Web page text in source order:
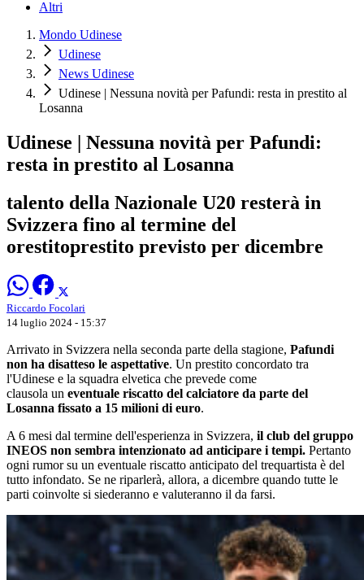
Altri
Mondo Udinese
Udinese
News Udinese
Udinese | Nessuna novità per Pafundi: resta in prestito al
Losanna
Udinese | Nessuna novità per Pafundi:
resta in prestito al Losanna
talento della Nazionale U20 resterà in
Svizzera fino al termine del
orestitoprestito previsto per dicembre
Riccardo Focolari
14 luglio 2024 - 15:37
Arrivato in Svizzera nella seconda parte della stagione, Pafundi
non ha disatteso le aspettative. Un prestito concordato tra
l'Udinese e la squadra elvetica che prevede come
clausola un eventuale riscatto del calciatore da parte del
Losanna fissato a 15 milioni di euro.
A 6 mesi dal termine dell'esperienza in Svizzera, il club del gruppo
INEOS non sembra intenzionato ad anticipare i tempi. Pertanto
ogni rumor su un eventuale riscatto anticipato del trequartista è del
tutto infondato. Se ne riparlerà, allora, a dicembre quando tutte le
parti coinvolte si siederanno e valuteranno il da farsi.